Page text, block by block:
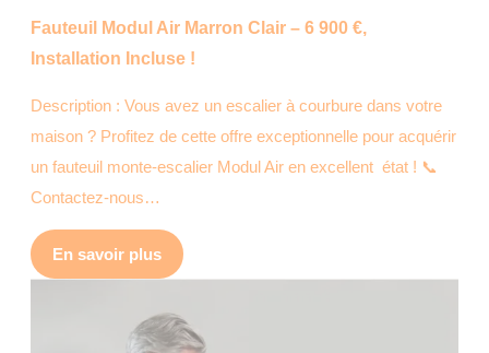
Fauteuil Modul Air Marron Clair – 6 900 €,
Installation Incluse !
Description : Vous avez un escalier à courbure dans votre
maison ? Profitez de cette offre exceptionnelle pour acquérir
un fauteuil monte-escalier Modul Air en excellent état ! 📞
Contactez-nous…
En savoir plus